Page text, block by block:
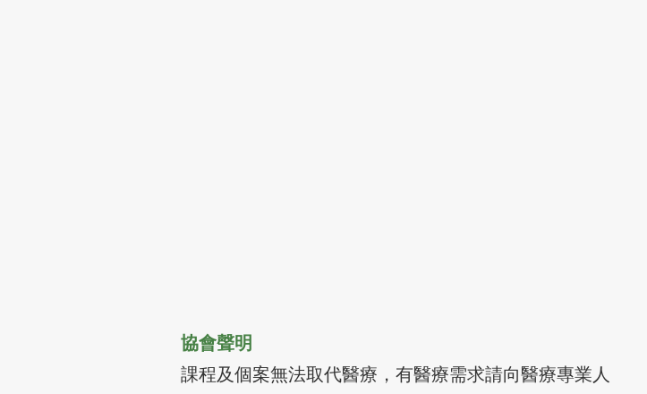
協會聲明
課程及個案無法取代醫療，有醫療需求請向醫療專業人